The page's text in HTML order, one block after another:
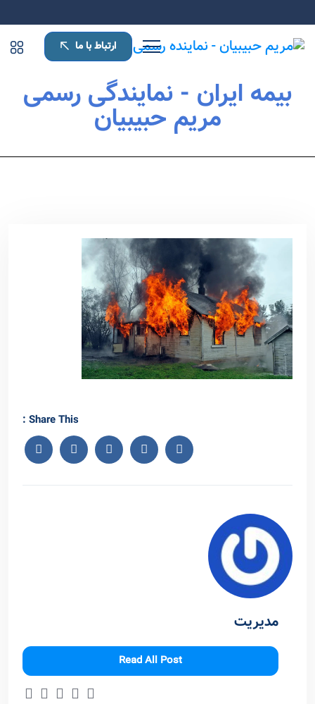
ارتباط با ما
بیمه ایران - نمایندگی رسمی
مریم حبیبیان
Share This :
مدیریت
Read All Post